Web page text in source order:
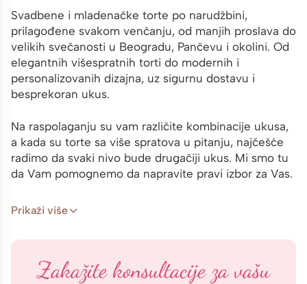
Svadbene i mladenačke torte po narudžbini,
prilagođene svakom venčanju, od manjih proslava do
velikih svečanosti u Beogradu, Pančevu i okolini. Od
elegantnih višespratnih torti do modernih i
personalizovanih dizajna, uz sigurnu dostavu i
besprekoran ukus.
Na raspolaganju su vam različite kombinacije ukusa,
a kada su torte sa više spratova u pitanju, najčešće
radimo da svaki nivo bude drugačiji ukus. Mi smo tu
da Vam pomognemo da napravite pravi izbor za Vas.
Prikaži više
Zakažite konsultacije za vašu